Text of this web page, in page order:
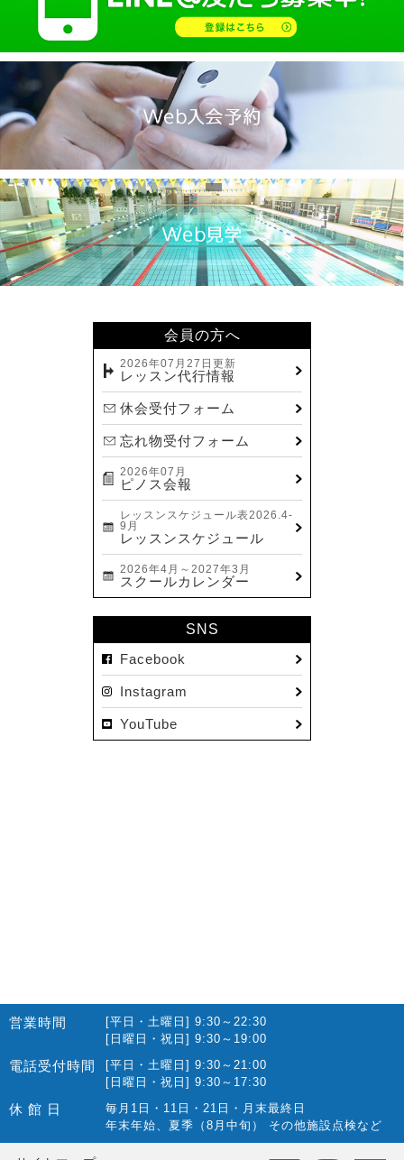
会員の方へ
2026年07月27日更新
レッスン代行情報
休会受付フォーム
忘れ物受付フォーム
2026年07月
ピノス会報
レッスンスケジュール表2026.4-
9月
レッスンスケジュール
2026年4月～2027年3月
スクールカレンダー
SNS
Facebook
Instagram
YouTube
営業時間
[平日・土曜日] 9:30～22:30
[日曜日・祝日] 9:30～19:00
電話受付時間
[平日・土曜日] 9:30～21:00
[日曜日・祝日] 9:30～17:30
休 館 日
毎月1日・11日・21日・月末最終日
年末年始、夏季（8月中旬） その他施設点検など